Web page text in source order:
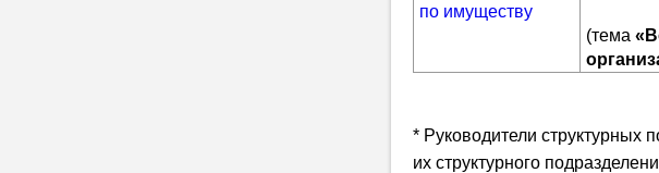
по имуществу
(тема
* Руководители
их структурного